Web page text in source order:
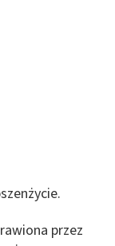
przez